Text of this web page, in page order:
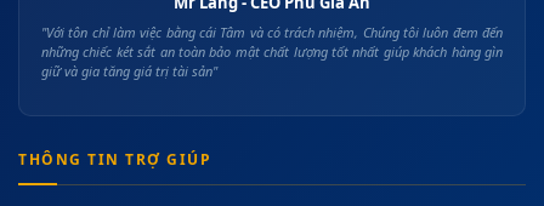
"Với tôn chỉ làm việc bằng cái Tâm và có trách nhiệm, Chúng tôi luôn đem đến
những chiếc két sắt an toàn bảo mật chất lượng tốt nhất giúp khách hàng gìn
giữ và gia tăng giá trị tài sản"
THÔNG TIN TRỢ GIÚP